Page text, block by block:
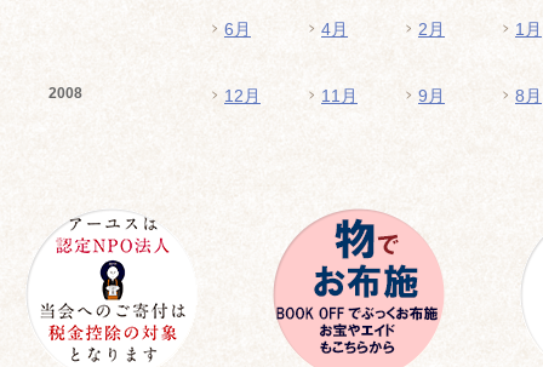
6月 4月 2月 1月
2008 12月 11月 9月 8月